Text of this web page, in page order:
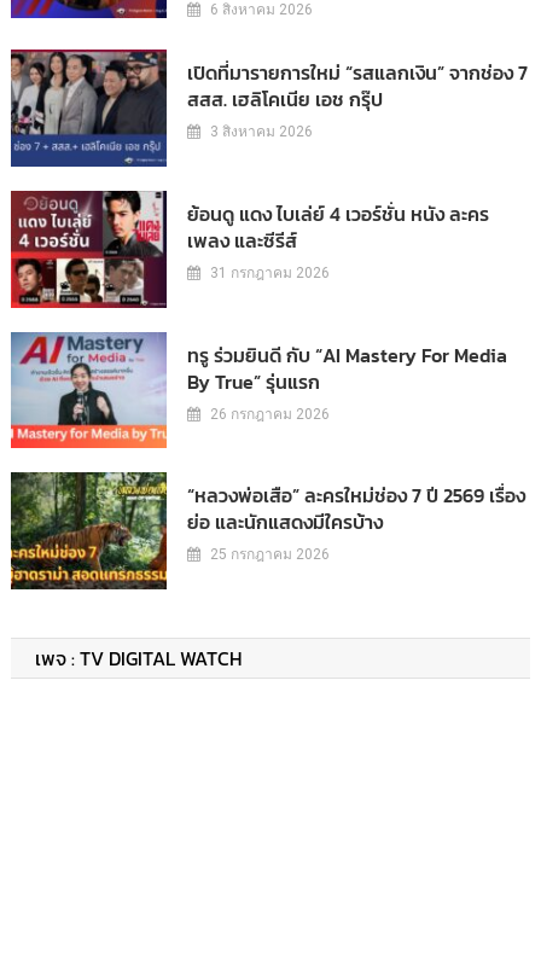
6 สิงหาคม 2026
เปิดที่มารายการใหม่ “รสแลกเงิน” จากช่อง 7
สสส. เฮลิโคเนีย เอช กรุ๊ป
3 สิงหาคม 2026
ย้อนดู แดง ไบเล่ย์ 4 เวอร์ชั่น หนัง ละคร
เพลง และซีรีส์
31 กรกฎาคม 2026
ทรู ร่วมยินดี กับ “AI Mastery For Media
By True” รุ่นแรก
26 กรกฎาคม 2026
“หลวงพ่อเสือ” ละครใหม่ช่อง 7 ปี 2569 เรื่อง
ย่อ และนักแสดงมีใครบ้าง
25 กรกฎาคม 2026
เพจ : TV DIGITAL WATCH